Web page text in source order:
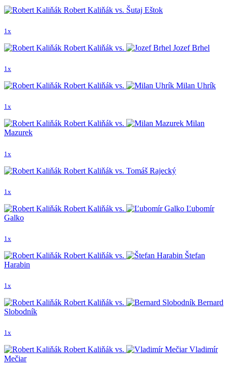
Robert Kaliňák vs. Šutaj Eštok
1x
Robert Kaliňák vs. Jozef Brhel
1x
Robert Kaliňák vs. Milan Uhrík
1x
Robert Kaliňák vs.
Milan
Mazurek
1x
Robert Kaliňák vs. Tomáš Rajecký
1x
Robert Kaliňák vs.
Ľubomír
Galko
1x
Robert Kaliňák vs.
Štefan
Harabin
1x
Robert Kaliňák vs.
Bernard
Slobodník
1x
Robert Kaliňák vs.
Vladimír
Mečiar